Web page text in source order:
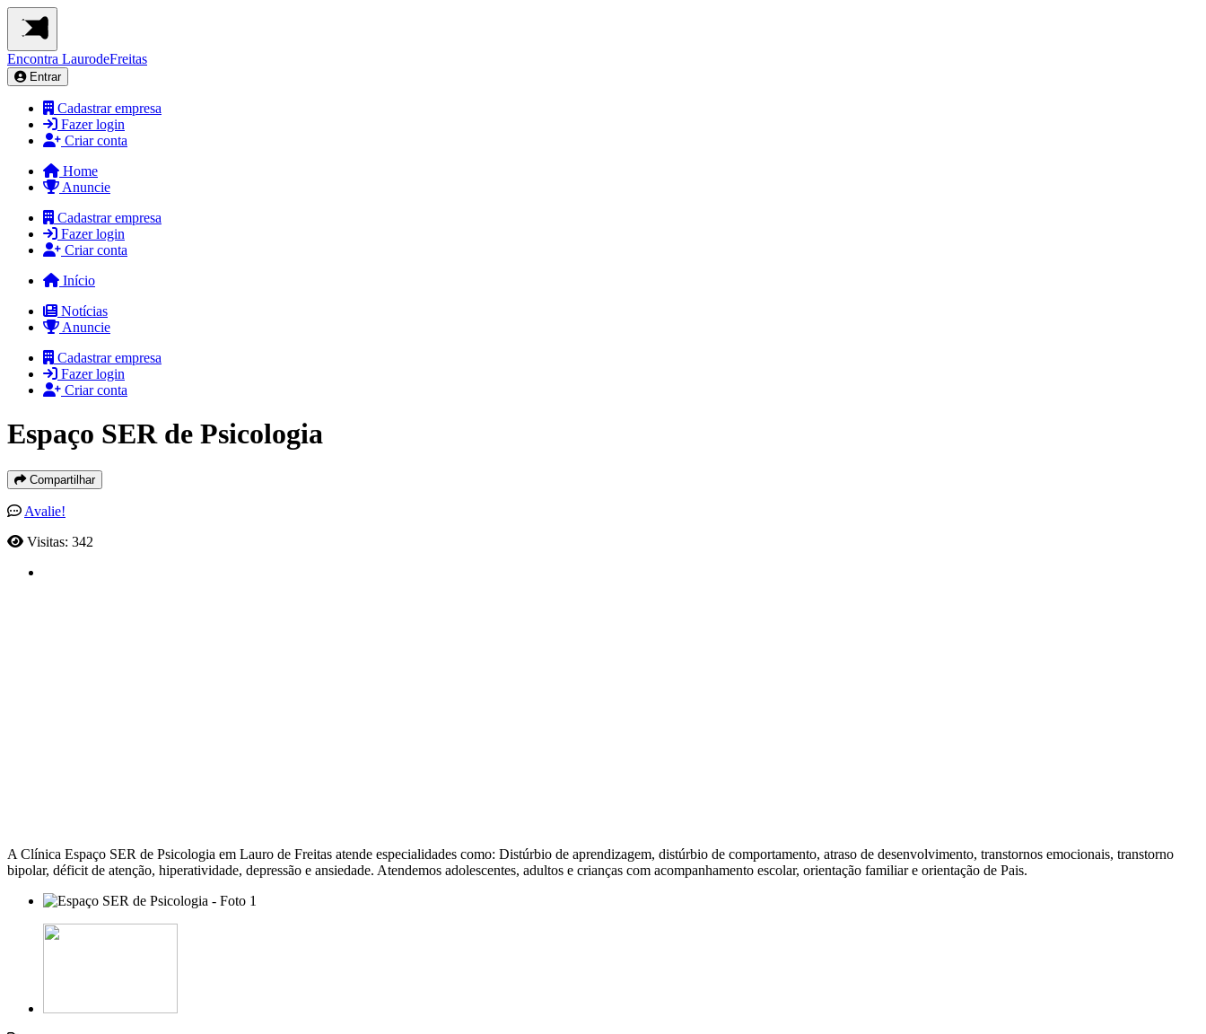
Encontra LaurodeFreitas
Entrar
Cadastrar empresa
Fazer login
Criar conta
Home
Anuncie
Cadastrar empresa
Fazer login
Criar conta
Início
Notícias
Anuncie
Cadastrar empresa
Fazer login
Criar conta
Espaço SER de Psicologia
Compartilhar
Avalie!
Visitas: 342
A Clínica Espaço SER de Psicologia em Lauro de Freitas atende especialidades como: Distúrbio de aprendizagem, distúrbio de comportamento, atraso de desenvolvimento, transtornos emocionais, transtorno
bipolar, déficit de atenção, hiperatividade, depressão e ansiedade. Atendemos adolescentes, adultos e crianças com acompanhamento escolar, orientação familiar e orientação de Pais.